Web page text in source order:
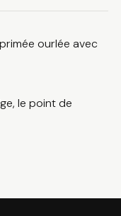
ourlée avec
le point de